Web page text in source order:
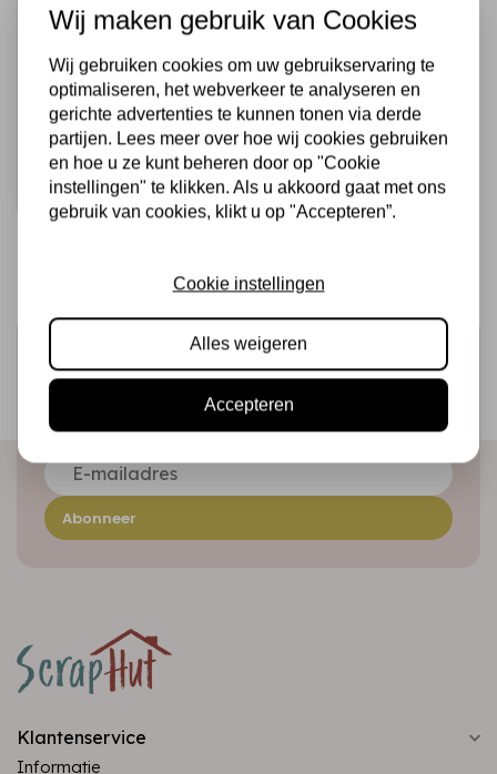
CADENCE
Cadence Zeugma
Stone Effect
Reliëfpasta 150 ml
Silenos
€4,50 Op voorraad
Snel toevoegen
Schrijf je in voor de nieuwsbrief
Ontvang als eerste onze actie en nieuwe producten
direct in je mailbox!
Abonneer
Klantenservice
Informatie
Wij maken gebruik van Cookies
Wij gebruiken cookies om uw gebruikservaring te
optimaliseren, het webverkeer te analyseren en
gerichte advertenties te kunnen tonen via derde
partijen. Lees meer over hoe wij cookies gebruiken
en hoe u ze kunt beheren door op "Cookie
instellingen" te klikken. Als u akkoord gaat met ons
gebruik van cookies, klikt u op "Accepteren”.
Cookie instellingen
Alles weigeren
Accepteren